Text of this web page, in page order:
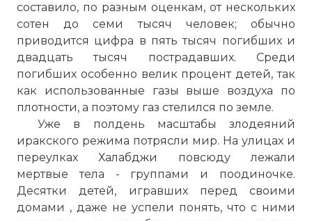
составило, по разным оценкам, от нескольких
сотен до семи тысяч человек; обычно
приводится цифра в пять тысяч погибших и
двадцать тысяч пострадавших. Среди
погибших особенно велик процент детей, так
как использованные газы выше воздуха по
плотности, а поэтому газ стелился по земле.
Уже в полдень масштабы злодеяний
иракского режима потрясли мир. На улицах и
переулках Халабджи повсюду лежали
мертвые тела - группами и поодиночке.
Десятки детей, игравших перед своими
домами , даже не успели понять, что с ними